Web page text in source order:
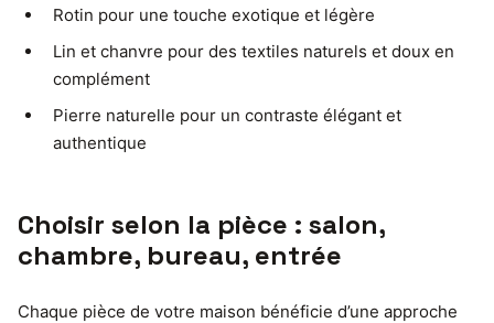
Rotin pour une touche exotique et légère
Lin et chanvre pour des textiles naturels et doux en
complément
Pierre naturelle pour un contraste élégant et
authentique
Choisir selon la pièce : salon,
chambre, bureau, entrée
Chaque pièce de votre maison bénéficie d’une approche